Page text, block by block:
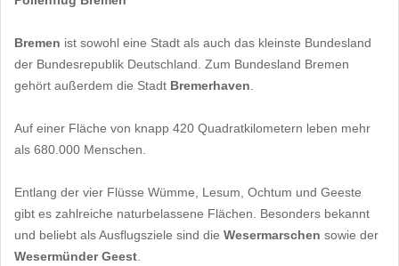
Bremen ist sowohl eine Stadt als auch das kleinste Bundesland
der Bundesrepublik Deutschland. Zum Bundesland Bremen
gehört außerdem die Stadt Bremerhaven
Auf einer Fläche von knapp 420 Quadratkilometern leben mehr
als 680.000 Menschen.
Entlang der vier Flüsse Wümme, Lesum, Ochtum und Geeste
gibt es zahlreiche naturbelassene Flächen. Besonders bekannt
und beliebt als Ausflugsziele sind die Wesermarschen sowie der
Wesermünder Geest